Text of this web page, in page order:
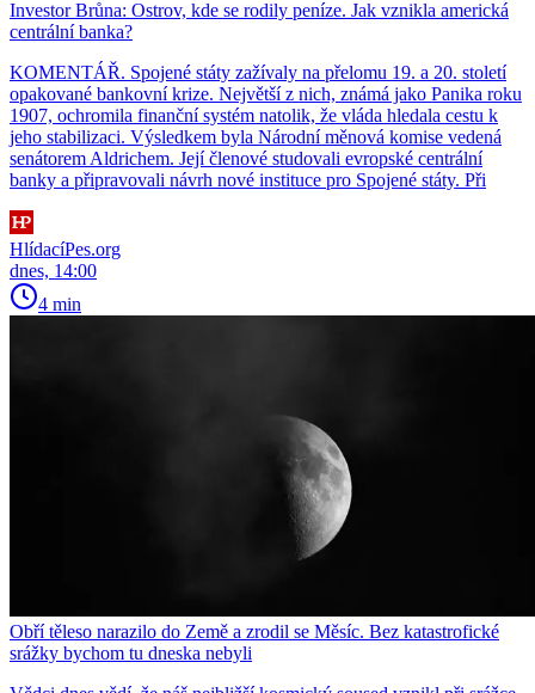
Investor Brůna: Ostrov, kde se rodily peníze. Jak vznikla americká
centrální banka?
KOMENTÁŘ. Spojené státy zažívaly na přelomu 19. a 20. století
opakované bankovní krize. Největší z nich, známá jako Panika roku
1907, ochromila finanční systém natolik, že vláda hledala cestu k
jeho stabilizaci. Výsledkem byla Národní měnová komise vedená
senátorem Aldrichem. Její členové studovali evropské centrální
banky a připravovali návrh nové instituce pro Spojené státy. Při
HlídacíPes.org
dnes, 14:00
4 min
Obří těleso narazilo do Země a zrodil se Měsíc. Bez katastrofické
srážky bychom tu dneska nebyli